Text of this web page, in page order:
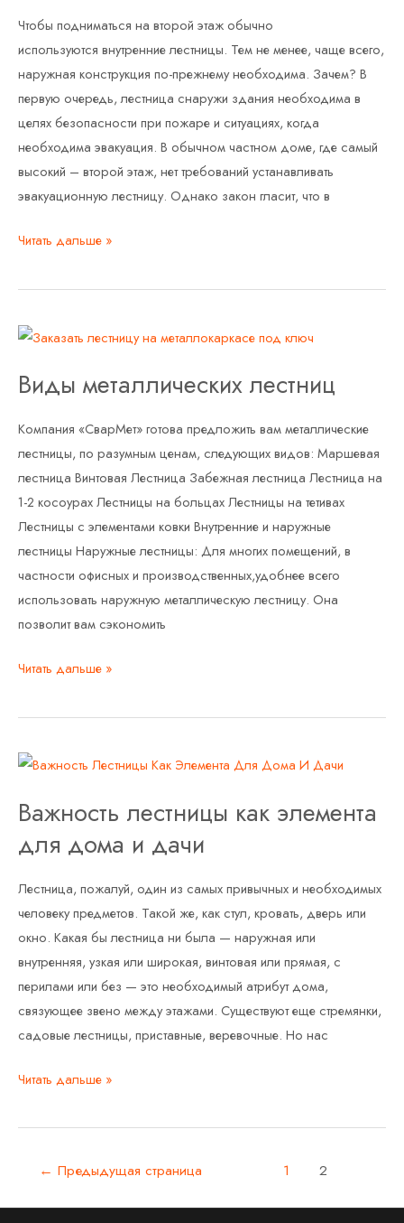
Чтобы подниматься на второй этаж обычно
используются внутренние лестницы. Тем не менее, чаще всего,
наружная конструкция по-прежнему необходима. Зачем? В
первую очередь, лестница снаружи здания необходима в
целях безопасности при пожаре и ситуациях, когда
необходима эвакуация. В обычном частном доме, где самый
высокий – второй этаж, нет требований устанавливать
эвакуационную лестницу. Однако закон гласит, что в
Читать дальше »
Виды металлических лестниц
Компания «СварМет» готова предложить вам металлические
лестницы, по разумным ценам, следующих видов: Маршевая
лестница Винтовая Лестница Забежная лестница Лестница на
1-2 косоурах Лестницы на больцах Лестницы на тетивах
Лестницы с элементами ковки Внутренние и наружные
лестницы Наружные лестницы: Для многих помещений, в
частности офисных и производственных,удобнее всего
использовать наружную металлическую лестницу. Она
позволит вам сэкономить
Виды
лестниц
Читать дальше »
Важность лестницы как элемента
для дома и дачи
Лестница, пожалуй, один из самых привычных и необходимых
человеку предметов. Такой же, как стул, кровать, дверь или
окно. Какая бы лестница ни была — наружная или
внутренняя, узкая или широкая, винтовая или прямая, с
перилами или без — это необходимый атрибут дома,
связующее звено между этажами. Существуют еще стремянки,
садовые лестницы, приставные, веревочные. Но нас
Важность
как
для
дома
и
дачи
Читать дальше »
← Предыдущая страница 1 2